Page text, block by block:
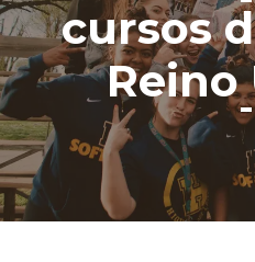
cursos
Reino